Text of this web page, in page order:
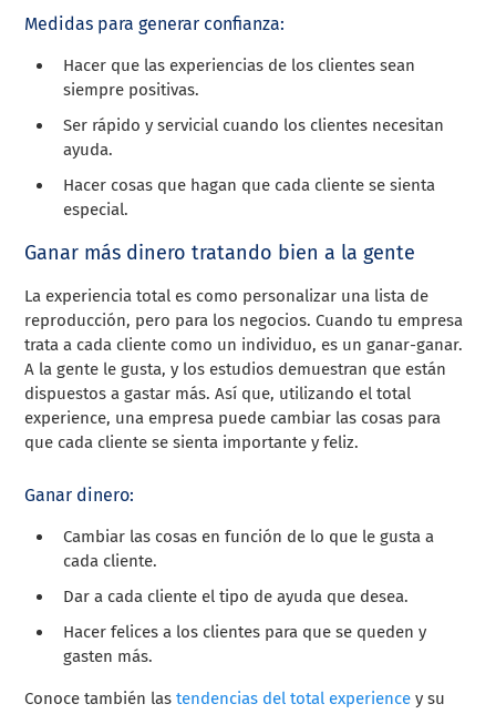
Medidas para generar confianza:
Hacer que las experiencias de los clientes sean
siempre positivas.
Ser rápido y servicial cuando los clientes necesitan
ayuda.
Hacer cosas que hagan que cada cliente se sienta
especial.
Ganar más dinero tratando bien a la gente
La experiencia total es como personalizar una lista de
reproducción, pero para los negocios. Cuando tu empresa
trata a cada cliente como un individuo, es un ganar-ganar.
A la gente le gusta, y los estudios demuestran que están
dispuestos a gastar más. Así que, utilizando el total
experience, una empresa puede cambiar las cosas para
que cada cliente se sienta importante y feliz.
Ganar dinero:
Cambiar las cosas en función de lo que le gusta a
cada cliente.
Dar a cada cliente el tipo de ayuda que desea.
Hacer felices a los clientes para que se queden y
gasten más.
Conoce también lastendencias del total experience y su